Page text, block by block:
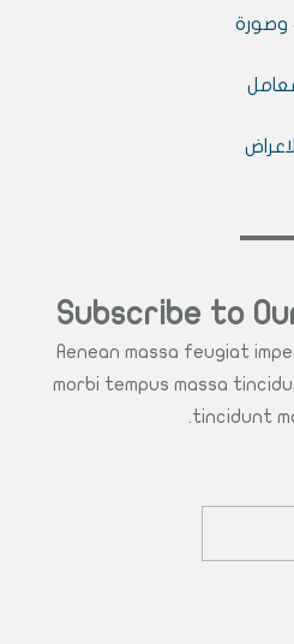
Subscribe to
Aenean massa feugiat
morbi tempus massa